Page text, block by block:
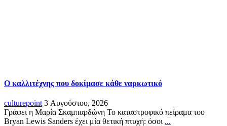
Ο καλλιτέχνης που δοκίμασε κάθε ναρκωτικό
culturepoint 3 Αυγούστου, 2026
Γράφει η Μαρία Σκαμπαρδώνη Το καταστροφικό πείραμα του
Bryan Lewis Sanders έχει μία θετική πτυχή: όσοι ...